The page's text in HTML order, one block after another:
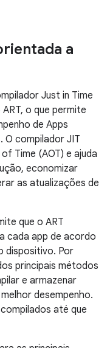
a
Just in Time
o que permite
de Apps
O compilador JIT
Time (AOT) e ajuda
economizar
as atualizações de
que o ART
cada app de acordo
dispositivo. Por
principais métodos
e armazenar
desempenho.
até que